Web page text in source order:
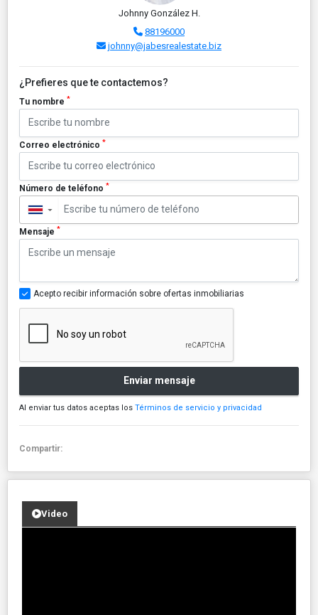
Johnny González H.
88196000
johnny@jabesrealestate.biz
¿Prefieres que te contactemos?
Tu nombre *
Correo electrónico *
Número de teléfono *
▼
Mensaje *
Acepto recibir información sobre ofertas inmobiliarias
Enviar mensaje
Al enviar tus datos aceptas los Términos de servicio y privacidad
Compartir:
Video